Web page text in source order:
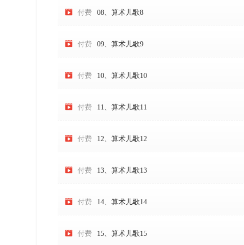
 付费 08、算术儿歌8
 付费 09、算术儿歌9
 付费 10、算术儿歌10
 付费 11、算术儿歌11
 付费 12、算术儿歌12
 付费 13、算术儿歌13
 付费 14、算术儿歌14
 付费 15、算术儿歌15